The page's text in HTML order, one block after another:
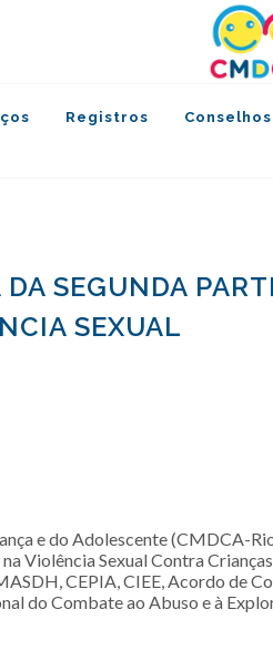
Registros
SEGUNDA
SEXUAL
e do Adolescente (CMDCA-
Violência Sexual Contra
CEPIA, CIEE, Acordo de
do Combate ao Abuso e à